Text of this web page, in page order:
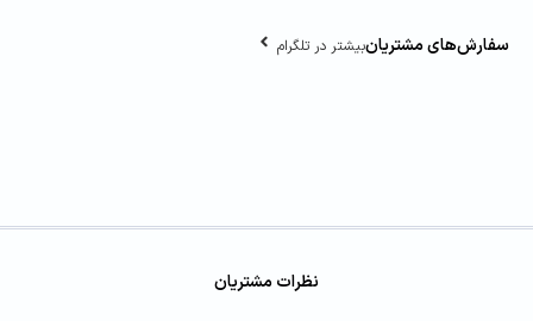
سفارش‌های مشتریانبیشتر در تلگرام
نظرات مشتریان